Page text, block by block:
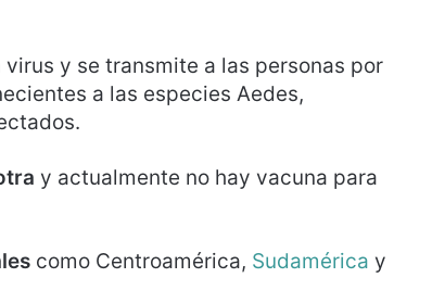
y se transmite a las personas por
a las especies Aedes,
y actualmente no hay vacuna para
como Centroamérica, Sudamérica y